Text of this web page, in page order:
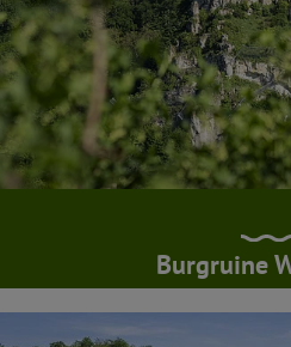
Burgruine